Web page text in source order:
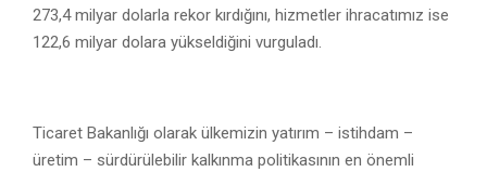
273,4 milyar dolarla rekor kırdığını, hizmetler ihracatımız ise
122,6 milyar dolara yükseldiğini vurguladı.
Ticaret Bakanlığı olarak ülkemizin yatırım – istihdam –
üretim – sürdürülebilir kalkınma politikasının en önemli